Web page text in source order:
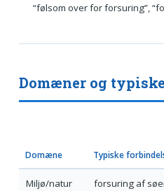
“følsom over for forsuring”,
Domæner og
Domæne Typiske
Miljø/natur
forsuring af